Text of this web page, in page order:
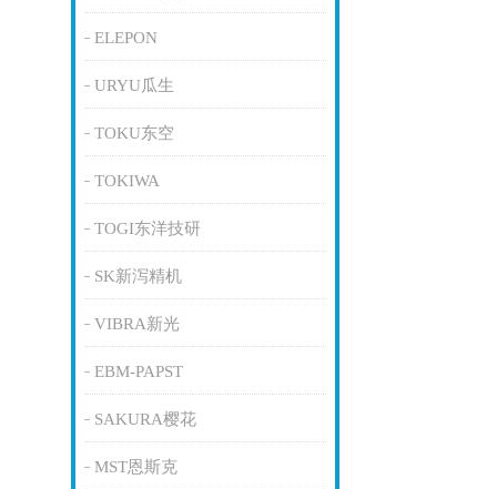
ELEPON
URYU瓜生
TOKU东空
TOKIWA
TOGI东洋技研
SK新泻精机
VIBRA新光
EBM-PAPST
SAKURA樱花
MST恩斯克